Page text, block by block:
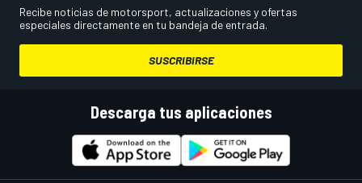
Recibe noticias de motorsport, actualizaciones y ofertas
especiales directamente en tu bandeja de entrada.
SUSCRIBIRSE
Descarga tus aplicaciones